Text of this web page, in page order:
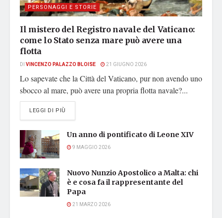
PERSONAGGI E STORIE
Il mistero del Registro navale del Vaticano:
come lo Stato senza mare può avere una
flotta
DI VINCENZO PALAZZO BLOISE 21 GIUGNO 2026
Lo sapevate che la Città del Vaticano, pur non avendo uno
sbocco al mare, può avere una propria flotta navale?...
LEGGI DI PIÙ
Un anno di pontificato di Leone XIV
9 MAGGIO 2026
Nuovo Nunzio Apostolico a Malta: chi
è e cosa fa il rappresentante del
Papa
21 MARZO 2026